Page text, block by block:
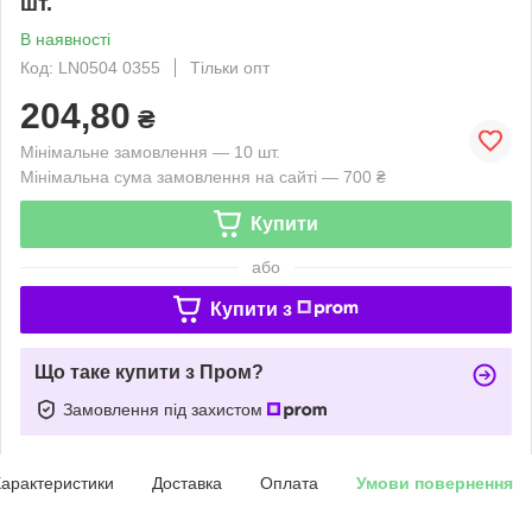
В наявності
Код: LN0504 0355
Тільки опт
204,80 ₴
Мінімальне замовлення — 10 шт.
Мінімальна сума замовлення на сайті — 700 ₴
Купити
або
Купити з
Що таке купити з Пром?
Замовлення під захистом
Доставка Оплата Умови повернення